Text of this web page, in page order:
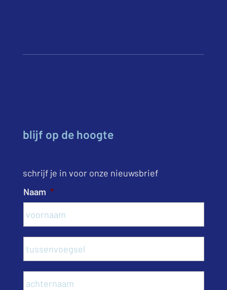
blijf op de hoogte
schrijf je in voor onze nieuwsbrief
Naam *